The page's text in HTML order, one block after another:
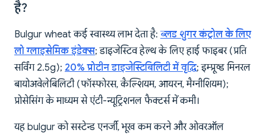
है?
Bulgur wheat कई स्वास्थ्य लाभ देता है: ब्लड शुगर कंट्रोल के लिए
लो ग्लाइसेमिक इंडेक्स; डाइजेस्टिव हेल्थ के लिए हाई फाइबर (प्रति
सर्विंग 2.5g); 20% प्रोटीन डाइजेस्टिबिलिटी में वृद्धि; इम्प्रूव्ड मिनरल
बायोअवेलेबिलिटी (फॉस्फोरस, कैल्शियम, आयरन, मैग्नीशियम);
प्रोसेसिंग के माध्यम से एंटी-न्यूट्रिशनल फैक्टर्स में कमी।
यह bulgur को सस्टेन्ड एनर्जी, भूख कम करने और ओवरऑल